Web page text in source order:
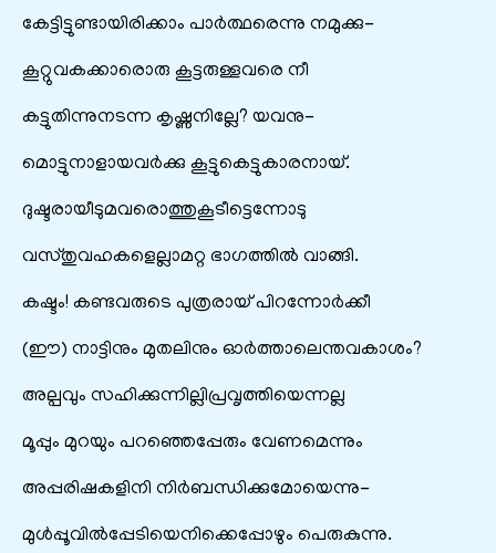
കേട്ടിട്ടുണ്ടായിരിക്കാം പാർത്ഥരെന്നു നമുക്കു-
കൂറ്റുവകക്കാരൊരു കൂട്ടരുള്ളവരെ നീ
കട്ടുതിന്നുനടന്ന കൃഷ്ണനില്ലേ? യവനു-
മൊട്ടുനാളായവർക്കു കൂട്ടുകെട്ടുകാരനായ്.
ദുഷ്ടരായീടുമവരൊത്തുകൂടീട്ടെന്നോടു
വസ്തുവഹകളെല്ലാമറ്റ ഭാഗത്തിൽ വാങ്ങി.
കഷ്ടം! കണ്ടവരുടെ പുത്രരായ് പിറന്നോർക്കീ
(ഈ) നാട്ടിനും മുതലിനും ഓർത്താലെന്തവകാശം?
അല്പവും സഹിക്കുന്നില്ലിപ്രവൃത്തിയെന്നല്ല
മൂപ്പും മുറയും പറഞ്ഞെപ്പേരും വേണമെന്നും
അപ്പരിഷകളിനി നിർബന്ധിക്കുമോയെന്നു-
മുൾപ്പൂവിൽപ്പേടിയെനിക്കെപ്പോഴും പെരുകുന്നു.